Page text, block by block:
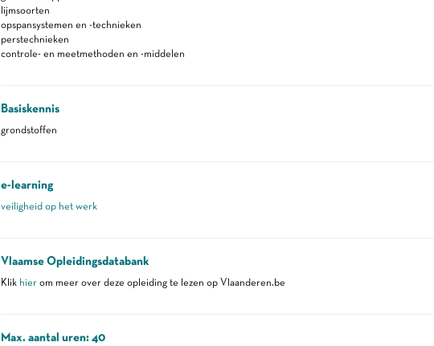
lijmsoorten
opspansystemen en -technieken
perstechnieken
controle- en meetmethoden en -middelen
Basiskennis
grondstoffen
e-learning
veiligheid op het werk
Vlaamse Opleidingsdatabank
Klik hierom meer over deze opleiding te lezen op Vlaanderen.be
Max. aantal uren: 40